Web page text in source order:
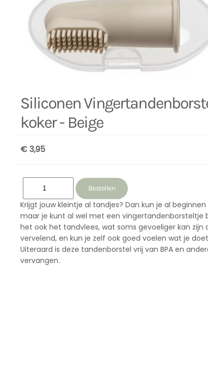
Siliconen
koker - Beige
€ 3,95
Krijgt jouw kleintje al tandjes? Dan kun je al
maar je kunt al wel met een
het ook het tandvlees, wat soms gevoeliger kan
vervelend, en kun je zelf ook goed voelen wat je
Uiteraard is deze tandenborstel vrij van BPA en
vervangen.